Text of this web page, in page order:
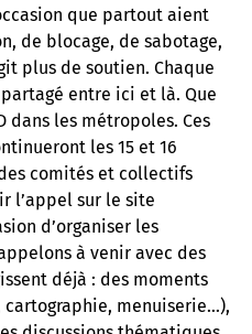
que partout aient
de blocage, de sabotage,
plus de soutien. Chaque
entre ici et là. Que
dans les métropoles. Ces
les 15 et 16
comités et collectifs
l’appel sur le site
d’organiser les
à venir avec des
déjà : des moments
cartographie, menuiserie…),